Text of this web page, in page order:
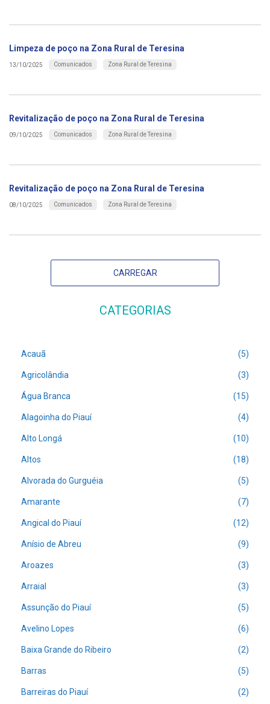
Limpeza de poço na Zona Rural de Teresina
13/10/2025 Comunicados Zona Rural de Teresina
Revitalização de poço na Zona Rural de Teresina
09/10/2025 Comunicados Zona Rural de Teresina
Revitalização de poço na Zona Rural de Teresina
08/10/2025 Comunicados Zona Rural de Teresina
CARREGAR
CATEGORIAS
Acauã (5)
Agricolândia (3)
Água Branca (15)
Alagoinha do Piauí (4)
Alto Longá (10)
Altos (18)
Alvorada do Gurguéia (5)
Amarante (7)
Angical do Piauí (12)
Anísio de Abreu (9)
Aroazes (3)
Arraial (3)
Assunção do Piauí (5)
Avelino Lopes (6)
Baixa Grande do Ribeiro (2)
Barras (5)
Barreiras do Piauí (2)